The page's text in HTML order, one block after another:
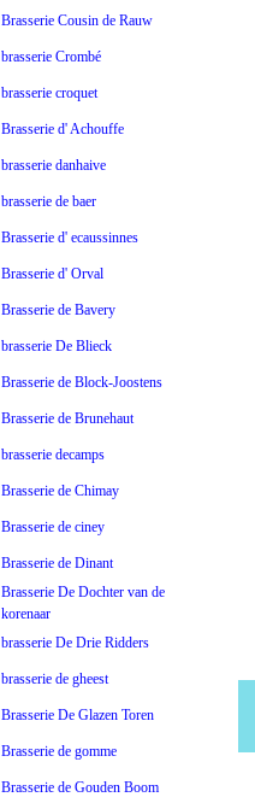
Brasserie Cousin de Rauw
brasserie Crombé
brasserie croquet
Brasserie d' Achouffe
brasserie danhaive
brasserie de baer
Brasserie d' ecaussinnes
Brasserie d' Orval
Brasserie de Bavery
brasserie De Blieck
Brasserie de Block-Joostens
Brasserie de Brunehaut
brasserie decamps
Brasserie de Chimay
Brasserie de ciney
Brasserie de Dinant
Brasserie De Dochter van de
korenaar
brasserie De Drie Ridders
brasserie de gheest
Brasserie De Glazen Toren
Brasserie de gomme
Brasserie de Gouden Boom